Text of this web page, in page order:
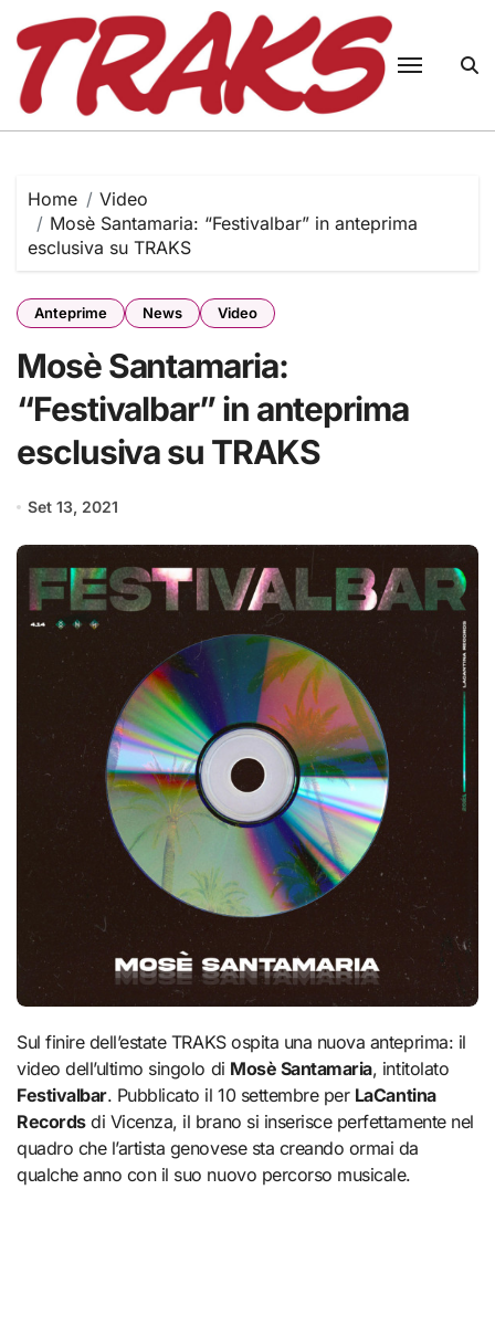
content
Home
Video
Mosè Santamaria: “Festivalbar” in anteprima
esclusiva su TRAKS
Anteprime News Video
Mosè Santamaria:
“Festivalbar” in anteprima
esclusiva su TRAKS
Set 13, 2021
Sul finire dell’estate TRAKS ospita una nuova anteprima: il
video dell’ultimo singolo di Mosè Santamaria, intitolato
Festivalbar. Pubblicato il 10 settembre per LaCantina
Recordsdi Vicenza, il brano si inserisce perfettamente nel
quadro che l’artista genovese sta creando ormai da
qualche anno con il suo nuovo percorso musicale.